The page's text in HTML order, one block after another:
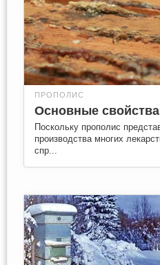
ПРОПОЛИС
Основные
Поскольку прополис
производства многих
спр...